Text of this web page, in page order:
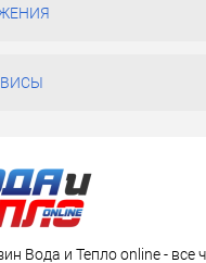
Вода и Тепло online - все